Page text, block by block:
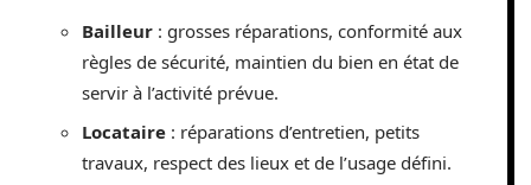
Bailleur : grosses réparations, conformité aux
règles de sécurité, maintien du bien en état de
servir à l’activité prévue.
Locataire : réparations d’entretien, petits
travaux, respect des lieux et de l’usage défini.